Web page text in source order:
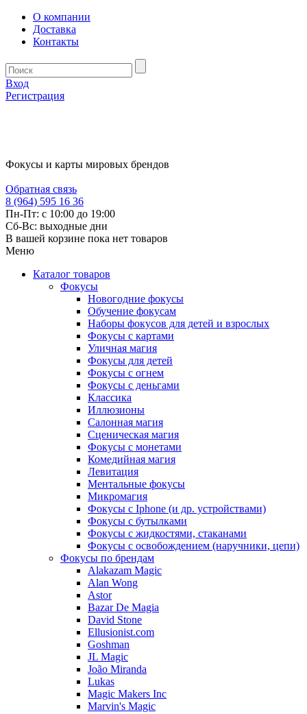
О компании
Доставка
Контакты
Вход
Регистрация
Фокусы и карты мировых брендов
Обратная связь
8 (964) 595 16 36
Пн-Пт: с 10:00 до 19:00
Сб-Вс: выходные дни
В вашей корзине пока нет товаров
Меню
Каталог товаров
Фокусы
Новогодние фокусы
Обучение фокусам
Наборы фокусов для детей и взрослых
Фокусы с картами
Уличная магия
Фокусы для детей
Фокусы с огнем
Фокусы с деньгами
Классика
Иллюзионы
Салонная магия
Сценическая магия
Фокусы с монетами
Комедийная магия
Левитация
Ментальные фокусы
Микромагия
Фокусы с Iphone (и др. устройствами)
Фокусы с бутылками
Фокусы с жидкостями, стаканами
Фокусы с освобождением (наручники, цепи)
Фокусы по брендам
Alakazam Magic
Alan Wong
Astor
Bazar De Magia
David Stone
Ellusionist.com
Goshman
JL Magic
João Miranda
Lukas
Magic Makers Inc
Marvin's Magic